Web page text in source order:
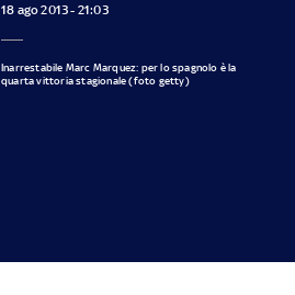
18 ago 2013 - 21:03
Inarrestabile Marc Marquez: per lo spagnolo è la
quarta vittoria stagionale (foto getty)